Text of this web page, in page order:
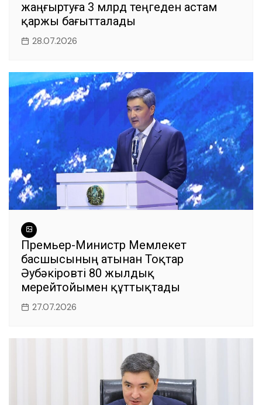
жаңғыртуға 3 млрд теңгеден астам
қаржы бағытталады
28.07.2026
Премьер-Министр Мемлекет
басшысының атынан Тоқтар
Әубәкіровті 80 жылдық
мерейтойымен құттықтады
27.07.2026